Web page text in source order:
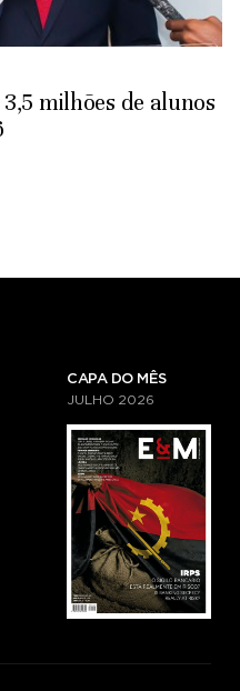
milhões de alunos
CAPA DO MÊS
JULHO 2026